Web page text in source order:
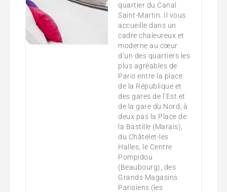
quartier du Canal
Saint-Martin. Il vous
accueille dans un
cadre chaleureux et
moderne au cœur
d’un des quartiers les
plus agréables de
Paris entre la place
de la République et
des gares de l’Est et
de la gare du Nord, à
deux pas la Place de
la Bastille (Marais),
du Châtelet-les
Halles, le Centre
Pompidou
(Beaubourg), des
Grands Magasins
Parisiens (les